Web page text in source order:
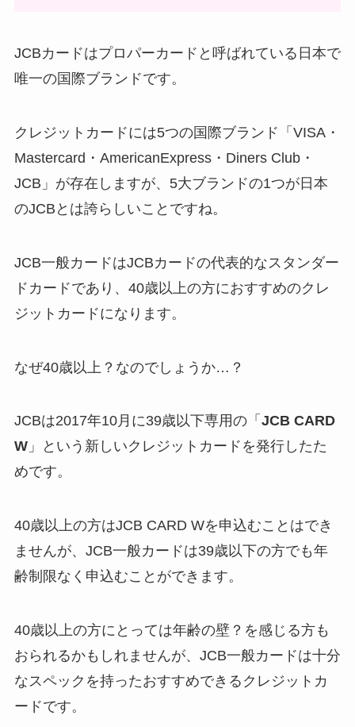
JCBカードはプロパーカードと呼ばれている日本で
唯一の国際ブランドです。
クレジットカードには5つの国際ブランド「VISA・
Mastercard・AmericanExpress・Diners Club・
JCB」が存在しますが、5大ブランドの1つが日本
のJCBとは誇らしいことですね。
JCB一般カードはJCBカードの代表的なスタンダー
ドカードであり、40歳以上の方におすすめのクレ
ジットカードになります。
なぜ40歳以上？なのでしょうか…？
JCBは2017年10月に39歳以下専用の「 JCB CARD
W」という新しいクレジットカードを発行したた
めです。
40歳以上の方はJCB CARD Wを申込むことはでき
ませんが、JCB一般カードは39歳以下の方でも年
齢制限なく申込むことができます。
40歳以上の方にとっては年齢の壁？を感じる方も
おられるかもしれませんが、JCB一般カードは十分
なスペックを持ったおすすめできるクレジットカ
ードです。